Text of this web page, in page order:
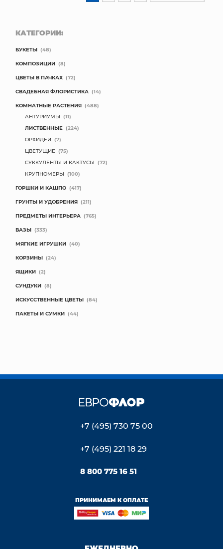
КАТЕГОРИИ:
БУКЕТЫ (48)
КОМПОЗИЦИИ (8)
ЦВЕТЫ В ПАЧКАХ (72)
СВАДЕБНАЯ ФЛОРИСТИКА (14)
КОМНАТНЫЕ РАСТЕНИЯ (488)
АНТУРИУМЫ (11)
ЛИСТВЕННЫЕ (224)
ОРХИДЕИ (7)
ЦВЕТУЩИЕ (75)
СУККУЛЕНТЫ И КАКТУСЫ (72)
КРУПНОМЕРЫ (100)
ГОРШКИ И КАШПО (417)
ГРУНТЫ И УДОБРЕНИЯ (211)
ПРЕДМЕТЫ ИНТЕРЬЕРА (765)
ВАЗЫ (333)
МЯГКИЕ ИГРУШКИ (40)
КОРЗИНЫ (24)
ЯЩИКИ (2)
СУНДУКИ (8)
ИСКУССТВЕННЫЕ ЦВЕТЫ (84)
ПАКЕТЫ И СУМКИ (44)
+7 (495) 730 75 00
+7 (495) 221 18 29
8 800 775 16 51
ПРИНИМАЕМ К ОПЛАТЕ